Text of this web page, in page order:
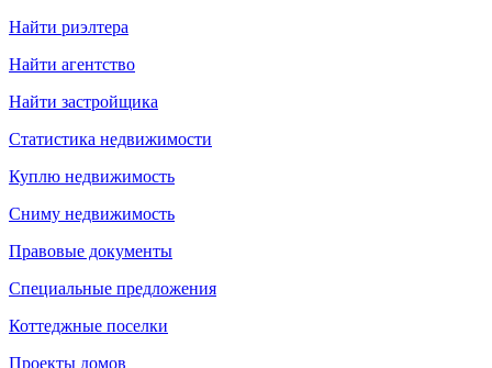
Найти риэлтера
Найти агентство
Найти застройщика
Статистика недвижимости
Куплю недвижимость
Сниму недвижимость
Правовые документы
Специальные предложения
Коттеджные поселки
Проекты домов